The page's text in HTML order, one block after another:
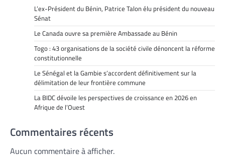
L’ex-Président du Bénin, Patrice Talon élu président du nouveau
Sénat
Le Canada ouvre sa première Ambassade au Bénin
Togo : 43 organisations de la société civile dénoncent la réforme
constitutionnelle
Le Sénégal et la Gambie s’accordent définitivement sur la
délimitation de leur frontière commune
La BIDC dévoile les perspectives de croissance en 2026 en
Afrique de l’Ouest
Commentaires récents
Aucun commentaire à afficher.